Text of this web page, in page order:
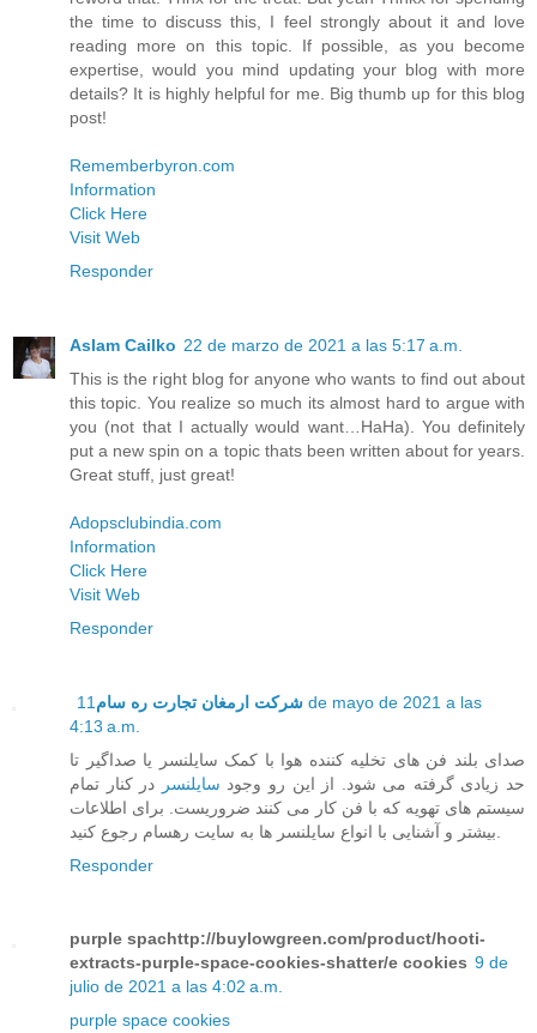
the time to discuss this, I feel strongly about it and love
reading more on this topic. If possible, as you become
expertise, would you mind updating your blog with more
details? It is highly helpful for me. Big thumb up for this blog
post!
Rememberbyron.com
Information
Click Here
Visit Web
Responder
Aslam Cailko 22 de marzo de 2021 a las 5:17 a.m.
This is the right blog for anyone who wants to find out about
this topic. You realize so much its almost hard to argue with
you (not that I actually would want…HaHa). You definitely
put a new spin on a topic thats been written about for years.
Great stuff, just great!
Adopsclubindia.com
Information
Click Here
Visit Web
Responder
شرکت ارمغان تجارت ره سام 11 de mayo de 2021 a las
4:13 a.m.
صدای بلند فن های تخلیه کننده هوا با کمک سایلنسر یا صداگیر تا
حد زیادی گرفته می شود. از این رو وجود سایلنسر
در کنار تمام
سیستم های تهویه که با فن کار می کنند ضروریست. برای اطلاعات
Responder
purple spachttp://buylowgreen.com/product/hooti-
extracts-purple-space-cookies-shatter/e cookies 9 de
julio de 2021 a las 4:02 a.m.
purple space cookies